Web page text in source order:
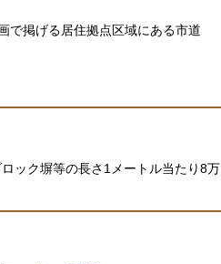
で掲げる居住拠点区域にある市道
ック塀等の長さ1メートル当たり8万